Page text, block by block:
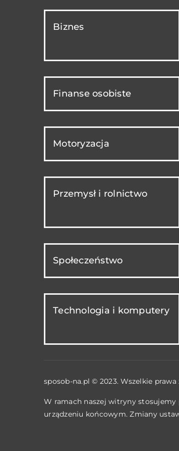
Biznes
Finanse osobiste
Motoryzacja
Przemysł i rolnictwo
Społeczeństwo
Technologia i komputery
sposob-na.pl © 2023. Wszelkie prawa
W ramach naszej witryny stosujemy
urządzeniu końcowym. Zmiany